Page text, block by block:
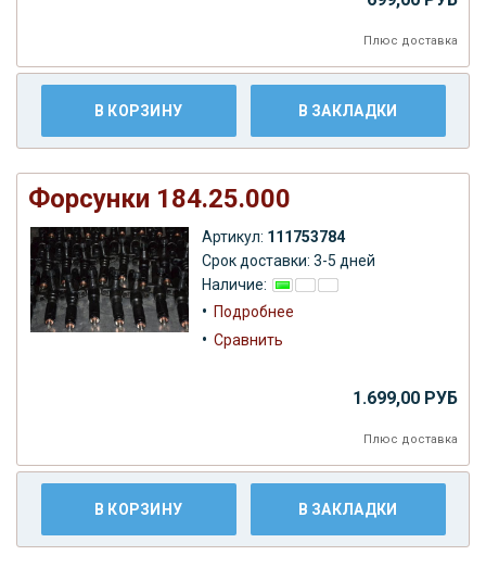
Плюс доставка
В КОРЗИНУ В ЗАКЛАДКИ
Форсунки 184.25.000
Артикул: 111753784
Срок доставки: 3-5 дней
Наличие:
• Подробнее
• Сравнить
1.699,00 РУБ
Плюс доставка
В КОРЗИНУ В ЗАКЛАДКИ